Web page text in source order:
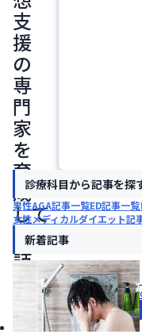
支
援
の
専
門
家
を
育
成
して
対
話
の
を
診療科目から記事を探
男性AGA記事一覧ED記事一覧
女性メディカルダイエット記
新着記事